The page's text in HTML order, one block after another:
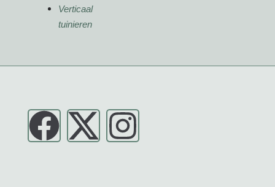
Verticaal
tuinieren